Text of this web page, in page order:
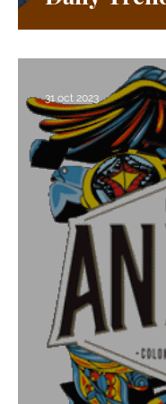
31 oct 2023